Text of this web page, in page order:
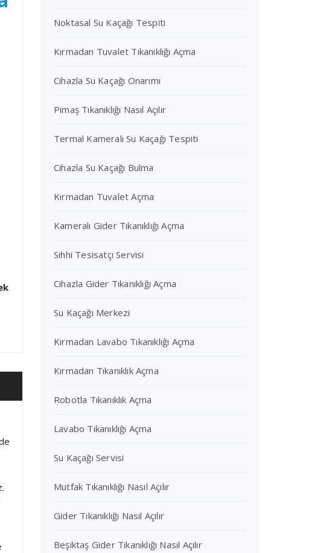
Noktasal Su Kaçağı Tespiti
Kırmadan Tuvalet Tıkanıklığı Açma
Cihazla Su Kaçağı Onarımı
Pimaş Tıkanıklığı Nasıl Açılır
Termal Kameralı Su Kaçağı Tespiti
Cihazla Su Kaçağı Bulma
Kırmadan Tuvalet Açma
Kameralı Gider Tıkanıklığı Açma
Sıhhi Tesisatçı Servisi
Cihazla Gider Tıkanıklığı Açma
Su Kaçağı Merkezi
Kırmadan Lavabo Tıkanıklığı Açma
Kırmadan Tıkanıklık Açma
Robotla Tıkanıklık Açma
Lavabo Tıkanıklığı Açma
Su Kaçağı Servisi
Mutfak Tıkanıklığı Nasıl Açılır
Gider Tıkanıklığı Nasıl Açılır
Beşiktaş Gider Tıkanıklığı Nasıl Açılır